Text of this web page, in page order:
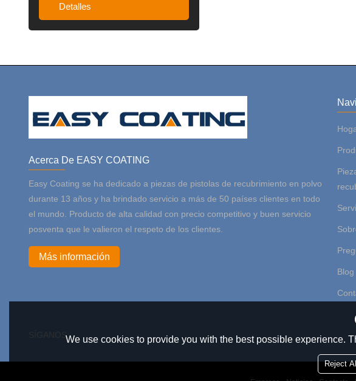
Detalles
Acerca De EASY COATING
Easy Coating se ha dedicado a piezas de pistolas de recubrimiento en polvo
durante 13 años y ha brindado servicio a más de 50 países clientes en todo
el mundo. Producto de alta calidad con precio competitivo y buen servicio
posventa que le valieron el respeto de los clientes.
Más información
Blog
SÍGANOS:We use cookies to provide you with the best possible experience.
Reject